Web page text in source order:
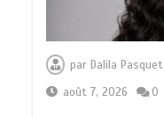
par Dalila Pasquet
août 7, 2026
0